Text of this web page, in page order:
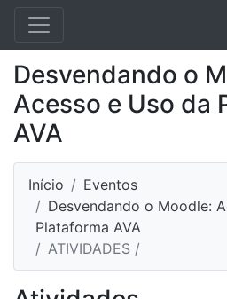
Desvendando o
Acesso e Uso da
AVA
Início
Eventos
Desvendando o Moodle:
Plataforma AVA
ATIVIDADES /